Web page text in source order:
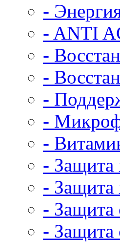
-
- ANTI
-
-
-
-
-
- Защита
- Защита
- Защита
- Защита